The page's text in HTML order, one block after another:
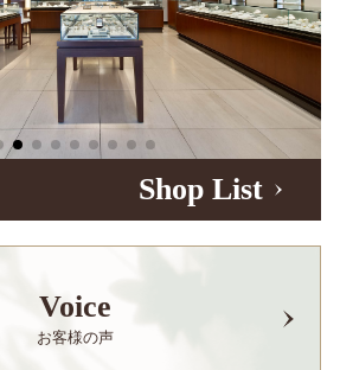
Shop List
Voice
お客様の声